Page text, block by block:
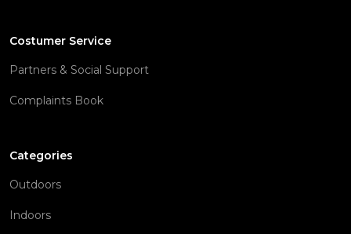
Costumer Service
Partners & Social Support
Complaints Book
Categories
Outdoors
Indoors